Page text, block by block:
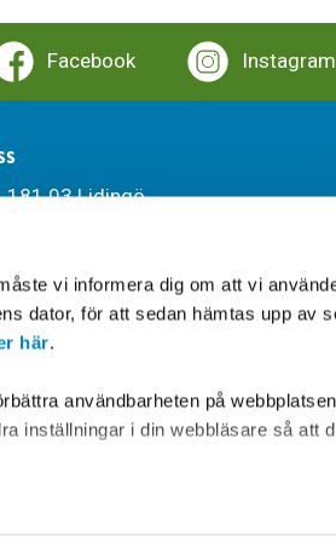
vi informera dig om att vi
dator, för att sedan hämtas upp av
här.
användbarheten på
inställningar i din webbläsare så att
Facebook Instagram
181 03 Lidingö
315, Lidingö
6, 181 66 Lidingö